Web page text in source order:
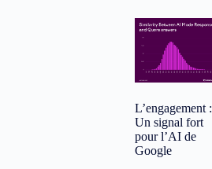
L’engagement :
Un signal fort
pour l’AI de
Google